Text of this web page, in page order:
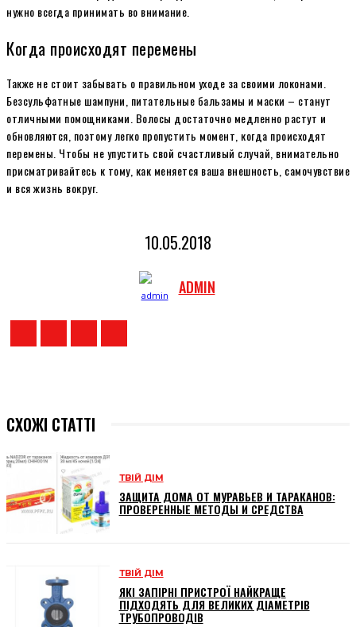
нужно всегда принимать во внимание.
Когда происходят перемены
Также не стоит забывать о правильном уходе за своими локонами.
Безсульфатные шампуни, питательные бальзамы и маски – станут
отличными помощниками. Волосы достаточно медленно растут и
обновляются, поэтому легко пропустить момент, когда происходят
перемены. Чтобы не упустить свой счастливый случай, внимательно
присматривайтесь к тому, как меняется ваша внешность, самочувствие
и вся жизнь вокруг.
10.05.2018
ADMIN
СХОЖІ СТАТТІ
ТВІЙ ДІМ
ЗАЩИТА ДОМА ОТ МУРАВЬЕВ И ТАРАКАНОВ:
ПРОВЕРЕННЫЕ МЕТОДЫ И СРЕДСТВА
ТВІЙ ДІМ
ЯКІ ЗАПІРНІ ПРИСТРОЇ НАЙКРАЩЕ
ПІДХОДЯТЬ ДЛЯ ВЕЛИКИХ ДІАМЕТРІВ
ТРУБОПРОВОДІВ